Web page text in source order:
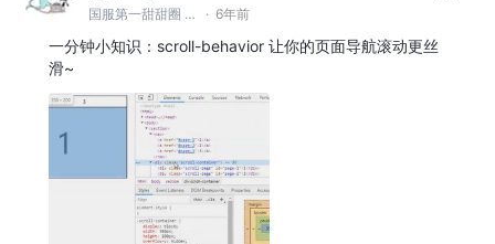
国服第一甜甜圈 @国服第一海洋 · 6年前
一分钟小知识：scroll-behavior 让你的页面导航滚动更丝
滑~